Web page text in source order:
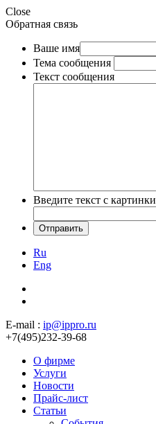
Close
Обратная связь
Ваше имя
Тема сообщения
Текст сообщения
Введите текст с картинки
Ru
Eng
E-mail : ip@ippro.ru
+7(495)232-39-68
О фирме
Услуги
Новости
Прайс-лист
Статьи